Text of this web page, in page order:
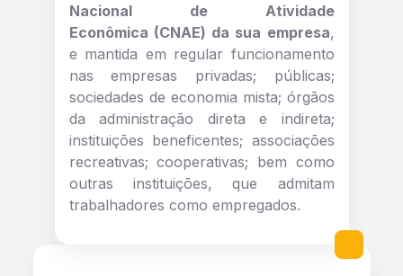
Nacional de Atividade
Econômica (CNAE) da sua empresa,
e mantida em regular funcionamento
nas empresas privadas; públicas;
sociedades de economia mista; órgãos
da administração direta e indireta;
instituições beneficentes; associações
recreativas; cooperativas; bem como
outras instituições, que admitam
trabalhadores como empregados.